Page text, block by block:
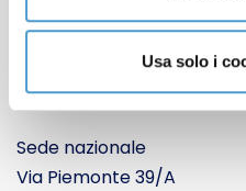
Usa solo i
Sede nazionale
Via Piemonte 39/A